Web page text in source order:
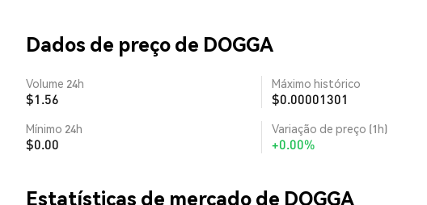
Dados de preço de DOGGA
Volume 24h
$1.56
Máximo histórico
$0.00001301
Mínimo 24h
$0.00
Variação de preço (1h)
+0.00%
Estatísticas de mercado de DOGGA